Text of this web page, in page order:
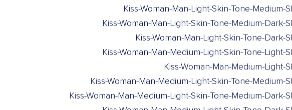
Kiss-Woman-Man-Light-Skin-Tone-Medium-
Kiss-Woman-Man-Light-Skin-Tone-Medium-Dark-
Kiss-Woman-Man-Light-Skin-Tone-Dark-
Kiss-Woman-Man-Medium-Light-Skin-Tone-Light-
Kiss-Woman-Man-Medium-Light-
Kiss-Woman-Man-Medium-Light-Skin-Tone-Medium-
Kiss-Woman-Man-Medium-Light-Skin-Tone-Medium-Dark-